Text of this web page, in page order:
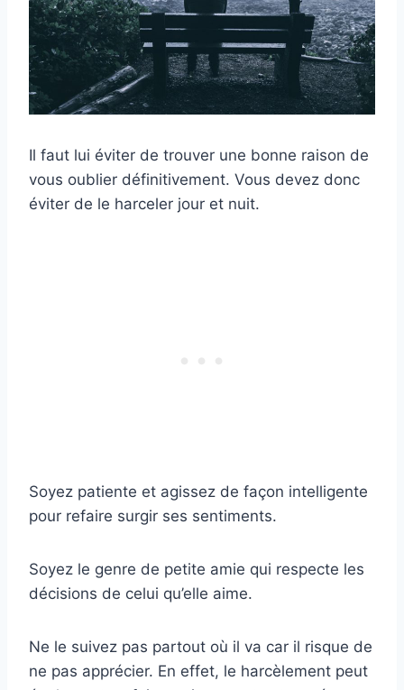
Il faut lui éviter de trouver une bonne raison de
vous oublier définitivement. Vous devez donc
éviter de le harceler jour et nuit.
Soyez patiente et agissez de façon intelligente
pour refaire surgir ses sentiments.
Soyez le genre de petite amie qui respecte les
décisions de celui qu’elle aime.
Ne le suivez pas partout où il va car il risque de
ne pas apprécier. En effet, le harcèlement peut